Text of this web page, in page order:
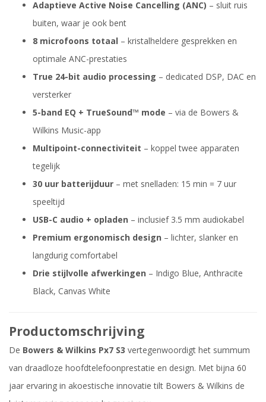
Adaptieve Active Noise Cancelling (ANC) – sluit ruis
buiten, waar je ook bent
8 microfoons totaal – kristalheldere gesprekken en
optimale ANC-prestaties
True 24-bit audio processing – dedicated DSP, DAC en
versterker
5-band EQ + TrueSound™ mode – via de Bowers &
Wilkins Music-app
Multipoint-connectiviteit – koppel twee apparaten
tegelijk
30 uur batterijduur – met snelladen: 15 min = 7 uur
speeltijd
USB-C audio + opladen – inclusief 3.5 mm audiokabel
Premium ergonomisch design – lichter, slanker en
langdurig comfortabel
Drie stijlvolle afwerkingen – Indigo Blue, Anthracite
Black, Canvas White
Productomschrijving
De Bowers & Wilkins Px7 S3 vertegenwoordigt het summum
van draadloze hoofdtelefoonprestatie en design. Met bijna 60
jaar ervaring in akoestische innovatie tilt Bowers & Wilkins de